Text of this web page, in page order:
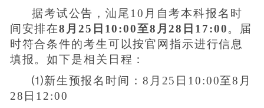
据考试公告，汕尾10月自考本科报名时
间安排在8月25日10:00至8月28日17:00。届
时符合条件的考生可以按官网指示进行信息
填报。如下是相关日程：
⑴新生预报名时间：8月25日10:00至8月
28日12:00